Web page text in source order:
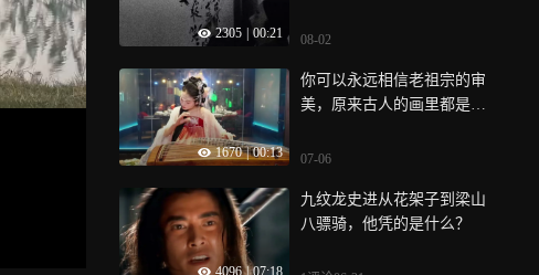
2305 00:21 08-02
1670 | 00:13
你可以永远相信老祖宗的审
美，原来古人的画里都是真
07-06
4096 | 07:18
九纹龙史进从花架子到梁山
八骠骑，他凭的是什么？